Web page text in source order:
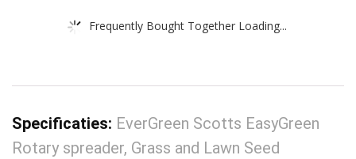
Frequently Bought Together Loading...
Specificaties: EverGreen Scotts EasyGreen
Rotary spreader, Grass and Lawn Seed